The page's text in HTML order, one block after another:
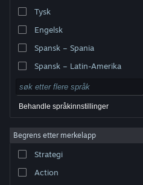
© Valve Corporation. Alle rettigheter reservert. Alle
Retningslinjer for personvern
Tilgjengelighet
|Steams abonnementsavtale
Refusjoner
Tysk
Engelsk
Spansk – Spania
Spansk – Latin-Amerika
Behandle språkinnstillinger
Begrens etter merkelapp
Strategi
Action